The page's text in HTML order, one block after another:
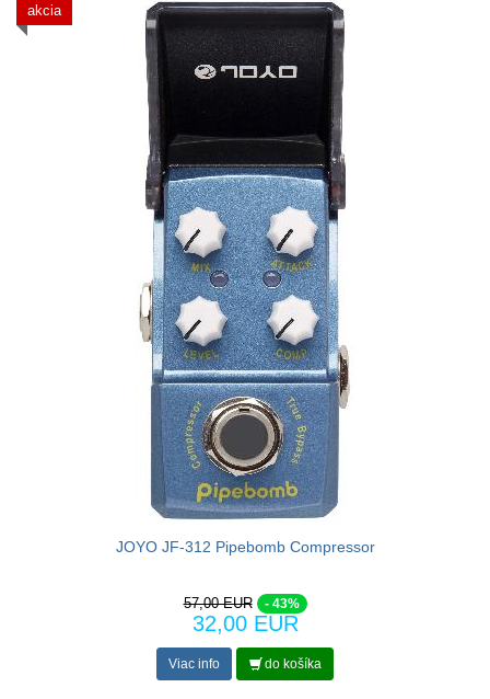
akcia
JOYO JF-312 Pipebomb Compressor
57,00 EUR - 43%
32,00 EUR
Viac info do košíka